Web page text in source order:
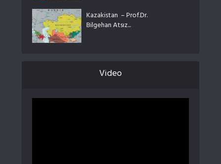
Kazakistan – Prof.Dr.
Bilgehan Atsız...
Video